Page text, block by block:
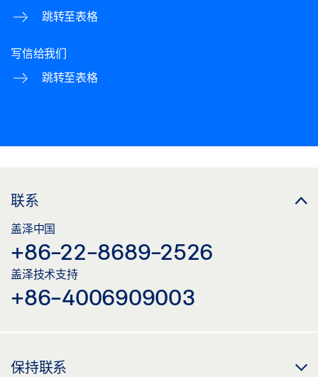
跳转至表格
写信给我们
跳转至表格
联系
盖泽中国
+86-22-8689-2526
盖泽技术支持
+86-4006909003
保持联系